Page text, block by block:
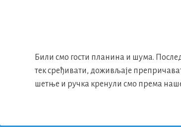
Били смо гости планина и шума.
тек сређивати, доживљаје
шетње и ручка кренули смо према